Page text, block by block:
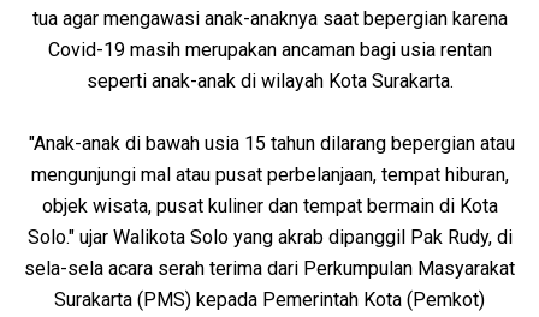
tua agar mengawasi anak-anaknya saat bepergian karena
Covid-19 masih merupakan ancaman bagi usia rentan
seperti anak-anak di wilayah Kota Surakarta.
"Anak-anak di bawah usia 15 tahun dilarang bepergian atau
mengunjungi mal atau pusat perbelanjaan, tempat hiburan,
objek wisata, pusat kuliner dan tempat bermain di Kota
Solo." ujar Walikota Solo yang akrab dipanggil Pak Rudy, di
sela-sela acara serah terima dari Perkumpulan Masyarakat
Surakarta (PMS) kepada Pemerintah Kota (Pemkot)